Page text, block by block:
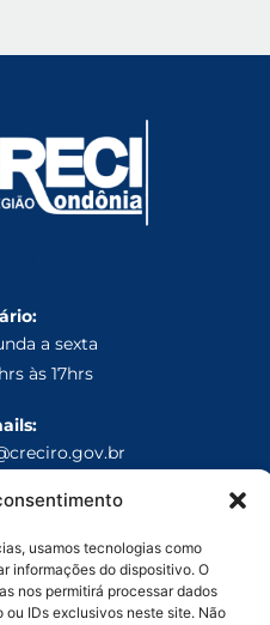
usamos tecnologias como
informações do dispositivo. O
nos permitirá processar dados
IDs exclusivos neste site. Não
a sexta
às 17hrs
(69) 3224-1008